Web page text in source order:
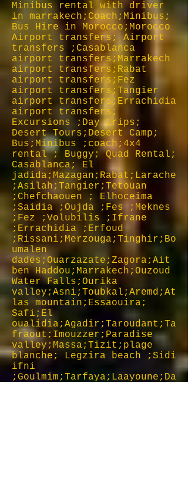
Minibus rental with driver
in marrakech;Coach;Minibus;
Bus Hire in Morocco;Morocco
Airport transfers; Airport
transfers ;Casablanca
airport transfers;Marrakech
airport transfers;Rabat
airport transfers;Fez
airport transfers;Tangier
airport transfers;Errachidia
airport transfers;
Excursions ;Day trips;
Desert Tours;Desert Camp;
Bus;Minibus ;coach;4x4
rental ; Buggy; Quad Rental;
Casablanca; El
jadida;Mazagan;Rabat;Larache
;Asilah;Tangier;Tetouan
;Chefchaouen ; Elhoceima
;Saidia ;Oujda ;Fes ;Meknes
;Fez ;Volubilis ;Ifrane
;Errachidia ;Erfoud
;Rissani;Merzouga;Tinghir;Bo
umalen
dades;Ouarzazate;Zagora;Ait
ben Haddou;Marrakech;Ouzoud
Water Falls;Ourika
valley;Asni;Toubkal;Aremd;At
las mountain;Essaouira;
Safi;El
oualidia;Agadir;Taroudant;Ta
fraout;Imouzzer;Paradise
valley;Massa;Tizit;plage
blanche; Legzira beach ;Sidi
ifni
;Goulmim;Tarfaya;Laayoune;Da